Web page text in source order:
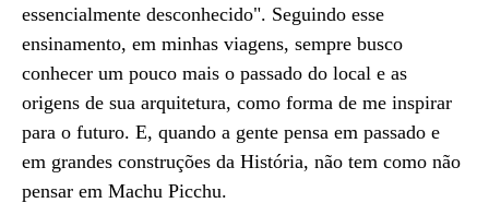
essencialmente desconhecido". Seguindo esse
ensinamento, em minhas viagens, sempre busco
conhecer um pouco mais o passado do local e as
origens de sua arquitetura, como forma de me inspirar
para o futuro. E, quando a gente pensa em passado e
em grandes construções da História, não tem como não
pensar em Machu Picchu.